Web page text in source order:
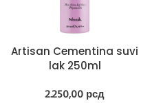
Artisan Cementina suvi
lak 250ml
2.250,00 рсд